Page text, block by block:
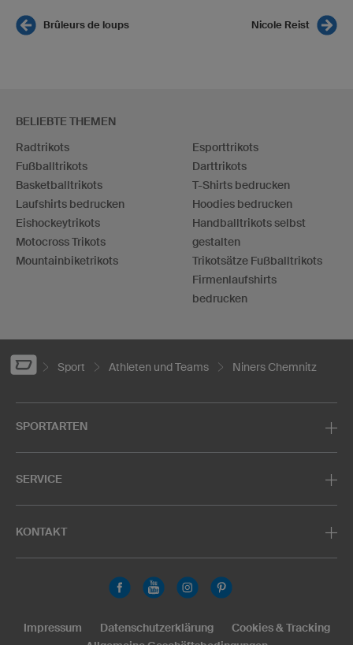
Brûleurs de loups Nicole Reist
BELIEBTE THEMEN
Radtrikots
Fußballtrikots
Basketballtrikots
Laufshirts bedrucken
Eishockeytrikots
Motocross Trikots
Mountainbiketrikots
Esporttrikots
Darttrikots
T-Shirts bedrucken
Hoodies bedrucken
Handballtrikots selbst
gestalten
Trikotsätze Fußballtrikots
Firmenlaufshirts
bedrucken
Sport Athleten und Teams Niners Chemnitz
SPORTARTEN
SERVICE
KONTAKT
Impressum Datenschutzerklärung
Cookies & Tracking